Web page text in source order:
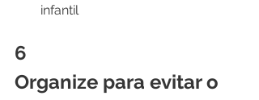
infantil
6
Organize para evitar o